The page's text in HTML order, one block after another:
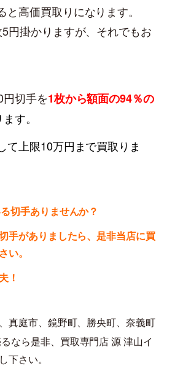
と高価買取りになります。
5円掛かりますが、それでもお
切手を1枚から額面の94％の
す。
て上限10万円まで買取りま
切手ありませんか？
手がありましたら、是非当店に買
い。
！
真庭市、鏡野町、勝央町、奈義町
なら是非、買取専門店 源 津山イ
下さい。